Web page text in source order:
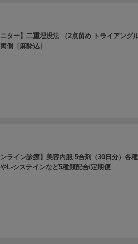
ニター】二重埋没法 （2点留め トライアング
側［麻酔込］
ンライン診療】美容内服 5合剤（30日分）各
やL-システインなど5種類配合/定期便